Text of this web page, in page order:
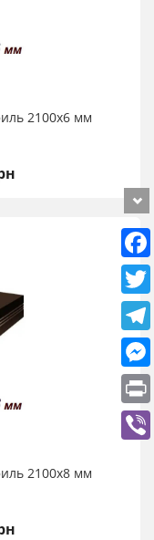
2100х6 мм
2100х8 мм